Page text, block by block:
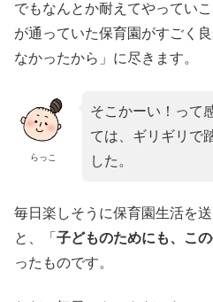
でもなんとか耐えてやってい
が通っていた保育園がすごく
なかったから」に尽きます。
らっこ
そこかーい！って
ては、ギリギリで
した。
毎日楽しそうに保育園生活を
と、「 子どものためにも、こ
ったものです。